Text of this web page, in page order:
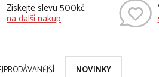
Získejte slevu 500kč
na další nakup
NOVINKY